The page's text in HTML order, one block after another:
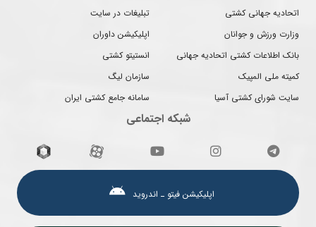
اتحادیه جهانی کشتی
وزارت ورزش و جوانان
بانک اطلاعات کشتی اتحادیه جهانی
کمیته ملی المپیک
سایت شورای کشتی آسیا
تبلیغات در سایت
اپلیکیشن داوران
انستیتو کشتی
سازمان لیگ
سامانه جامع کشتی ایران
شبکه اجتماعی
اپلیکیشن فیتو ـ اندروید